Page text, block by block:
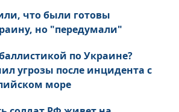
что были готовы
но "передумали"
по Украине?
угрозы после инцидента с
море